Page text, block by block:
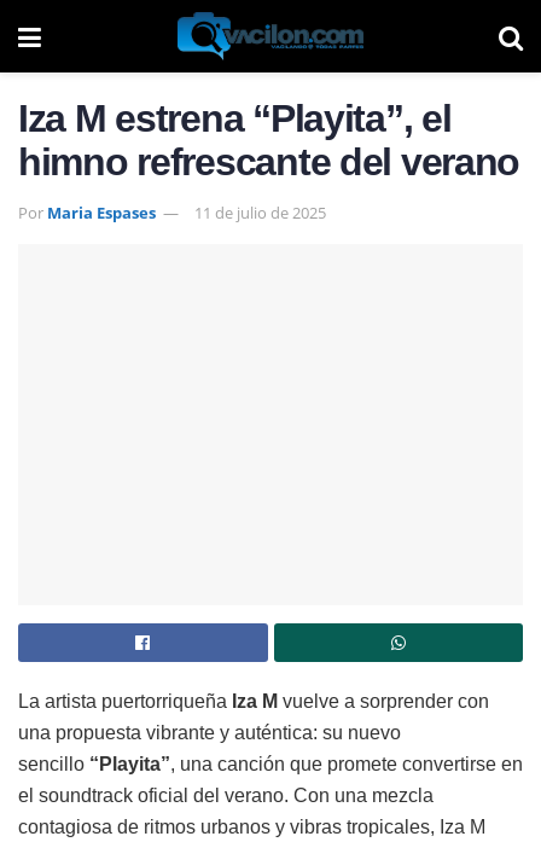
Iza M estrena “Playita”, el
himno refrescante del verano
Por Maria Espases 11 de julio de 2025
La artista puertorriqueña Iza M vuelve a sorprender con
una propuesta vibrante y auténtica: su nuevo
sencillo “Playita”, una canción que promete convertirse en
el soundtrack oficial del verano. Con una mezcla
contagiosa de ritmos urbanos y vibras tropicales, Iza M